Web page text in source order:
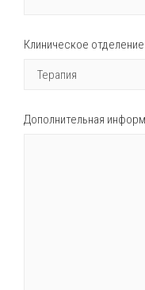
Клиническое отделение
Дополнительная